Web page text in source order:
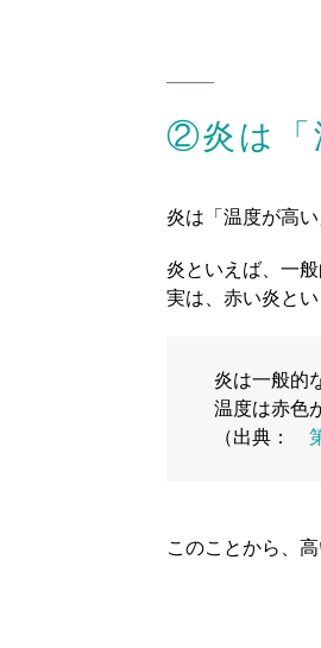
②炎は「
炎は「温度が高
炎といえば、一
実は、赤い炎と
炎は一般的
温度は赤色
（出典：
このことから、